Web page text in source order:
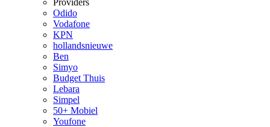
Providers
Odido
Vodafone
KPN
hollandsnieuwe
Ben
Simyo
Budget Thuis
Lebara
Simpel
50+ Mobiel
Youfone